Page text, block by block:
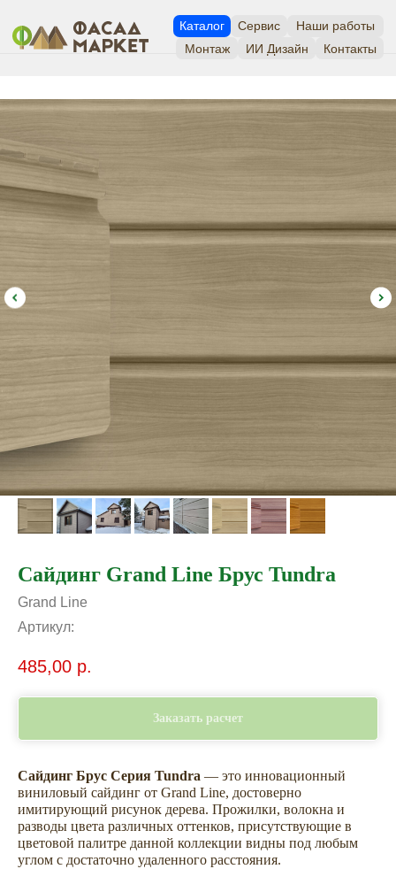
Сервис Наши работы
Монтаж ИИ Дизайн Контакты
Сайдинг Grand Line Брус Tundra
Grand Line
Артикул:
485,00 р.
Заказать расчет
Сайдинг Брус Серия Tundra — это инновационный
виниловый сайдинг от Grand Line, достоверно
имитирующий рисунок дерева. Прожилки, волокна и
разводы цвета различных оттенков, присутствующие в
цветовой палитре данной коллекции видны под любым
углом с достаточно удаленного расстояния.